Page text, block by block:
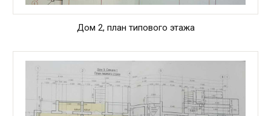
Дом 2, план типового этажа